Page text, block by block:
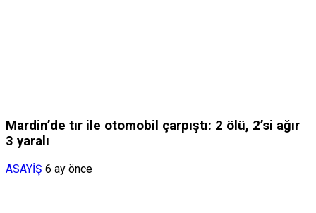
Mardin’de tır ile otomobil çarpıştı: 2 ölü, 2’si ağır
3 yaralı
ASAYİŞ 6 ay önce